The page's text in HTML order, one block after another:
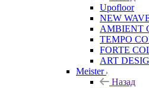
Upofloor
NEW
AMBIENT
TEMPO
FORTE
ART
Meister
Назад